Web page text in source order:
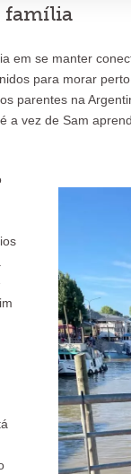
família
em se manter
para morar
parentes na
a vez de Sam